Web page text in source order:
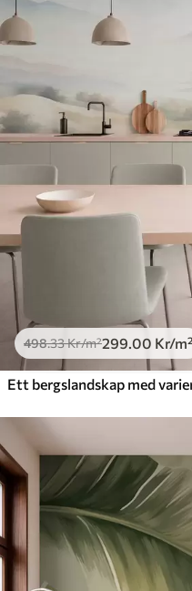
498.33Kr/m²299.00 Kr/m²
Ett bergslandskap med